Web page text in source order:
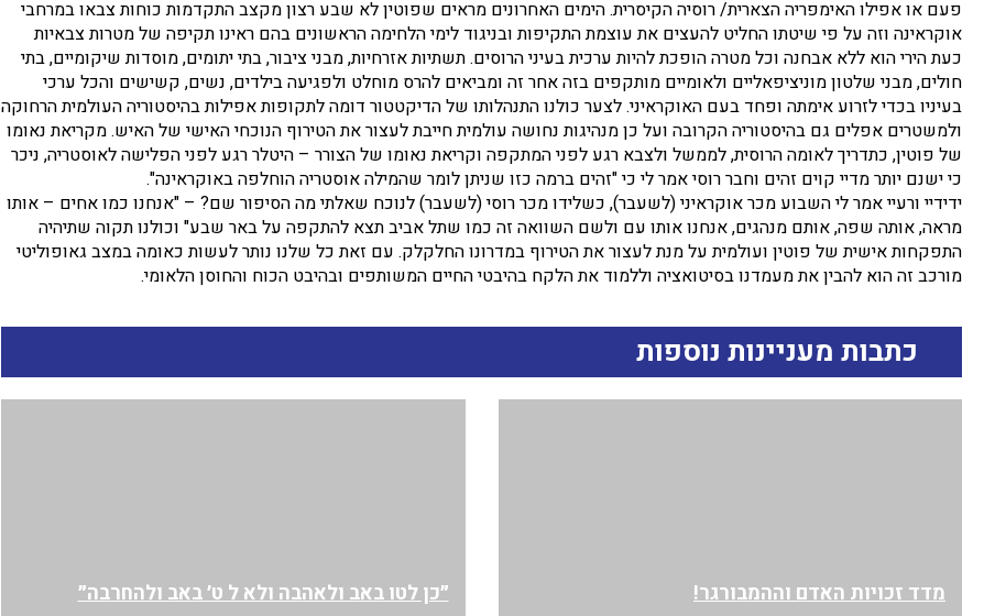
פעם או אפילו האימפריה הצארית/ רוסיה הקיסרית. הימים האחרונים מראים שפוטין לא שבע רצון מקצב התקדמות כוחות צבאו במרחבי
אוקראינה וזה על פי שיטתו החליט להעצים את עוצמת התקיפות ובניגוד לימי הלחימה הראשונים בהם ראינו תקיפה של מטרות צבאיות
כעת הירי הוא ללא אבחנה וכל מטרה הופכת להיות ערכית בעיני הרוסים. תשתיות אזרחיות, מבני ציבור, בתי יתומים, מוסדות שיקומיים, בתי
חולים, מבני שלטון מוניציפאליים ולאומיים מותקפים בזה אחר זה ומביאים להרס מוחלט ולפגיעה בילדים, נשים, קשישים והכל ערכי
בעיניו בכדי לזרוע אימתה ופחד בעם האוקראיני. לצער כולנו התנהלותו של הדיקטטור דומה לתקופות אפילות בהיסטוריה העולמית הרחוקה
ולמשטרים אפלים גם בהיסטוריה הקרובה ועל כן מנהיגות נחושה עולמית חייבת לעצור את הטירוף הנוכחי האישי של האיש. מקריאת נאומו
של פוטין, כתדריך לאומה הרוסית, לממשל ולצבא רגע לפני המתקפה וקריאת נאומו של הצורר – היטלר רגע לפני הפלישה לאוסטריה, ניכר
כי ישנם יותר מדיי קוים זהים וחבר רוסי אמר לי כי "זהים ברמה כזו שניתן לומר שהמילה אוסטריה הוחלפה באוקראינה".
ידידיי ורעיי אמר לי השבוע מכר אוקראיני (לשעבר), כשלידו מכר רוסי (לשעבר) לנוכח שאלתי מה הסיפור שם? – "אנחנו כמו אחים – אותו
מראה, אותה שפה, אותם מנהגים, אנחנו אותו עם ולשם השוואה זה כמו שתל אביב תצא להתקפה על באר שבע" וכולנו תקוה שתיהיה
התפקחות אישית של פוטין ועולמית על מנת לעצור את הטירוף במדרונו החלקלק. עם זאת כל שלנו נותר לעשות כאומה במצב גאופוליטי
מורכב זה הוא להבין את מעמדנו בסיטואציה וללמוד את הלקח בהיבטי החיים המשותפים ובהיבט הכוח והחוסן הלאומי.
כתבות מעניינות נוספות
מדד זכויות האדם וההמבורגר! ״כן לטו באב ולאהבה ולא ל ט׳ באב ולהחרבה״